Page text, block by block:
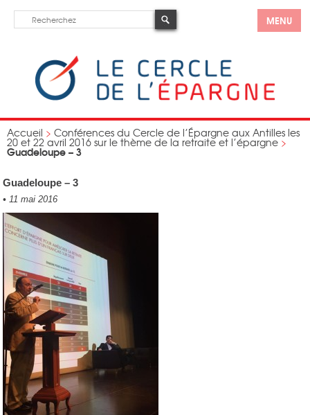
MENU
Accueil > Conférences du Cercle de l’Épargne aux Antilles les
20 et 22 avril 2016 sur le thème de la retraite et l’épargne >
Guadeloupe – 3
Guadeloupe – 3
• 11 mai 2016